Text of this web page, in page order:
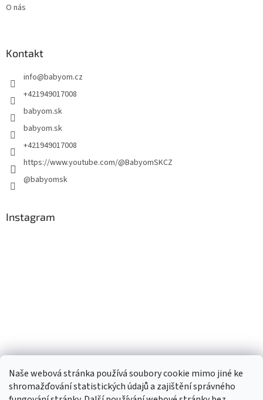
Naše webová stránka používá soubory cookie mimo jiné ke
shromažďování statistických údajů a zajištění správného
O nás
Kontakt
info@babyom.cz
+421949017008
babyom.sk
babyom.sk
+421949017008
https://www.youtube.com/@BabyomSKCZ
@babyomsk
Instagram